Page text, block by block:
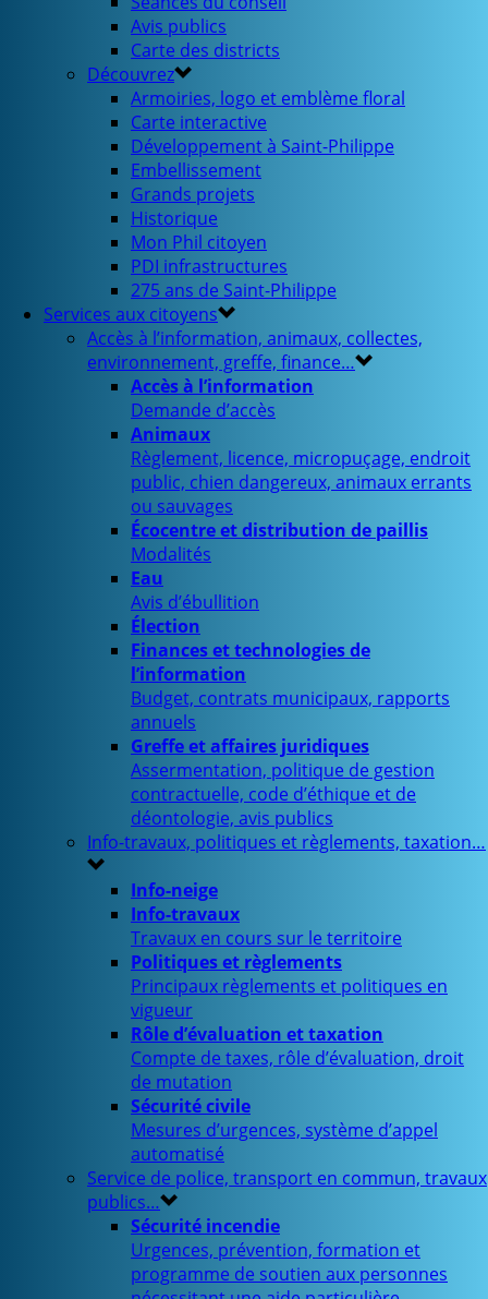
Avis publics
Carte des districts
Découvrez
Armoiries, logo et emblème floral
Carte interactive
Développement à Saint-Philippe
Embellissement
Grands projets
Historique
Mon Phil citoyen
PDI infrastructures
275 ans de Saint-Philippe
Services aux citoyens
Accès à l’information, animaux, collectes,
environnement, greffe, finance…
Accès à l’information
Demande d’accès
Animaux
Règlement, licence, micropuçage, endroit
public, chien dangereux, animaux errants
ou sauvages
Écocentre et distribution de paillis
Modalités
Eau
Avis d’ébullition
Élection
Finances et technologies de
l’information
Budget, contrats municipaux, rapports
annuels
Greffe et affaires juridiques
Assermentation, politique de gestion
contractuelle, code d’éthique et de
déontologie, avis publics
Info-travaux, politiques et règlements, taxation…
Info-neige
Info-travaux
Travaux en cours sur le territoire
Politiques et règlements
Principaux règlements et politiques en
vigueur
Rôle d’évaluation et taxation
Compte de taxes, rôle d’évaluation, droit
de mutation
Sécurité civile
Mesures d’urgences, système d’appel
automatisé
Service de police, transport en commun, travaux
publics…
Sécurité incendie
Urgences, prévention, formation et
programme de soutien aux personnes